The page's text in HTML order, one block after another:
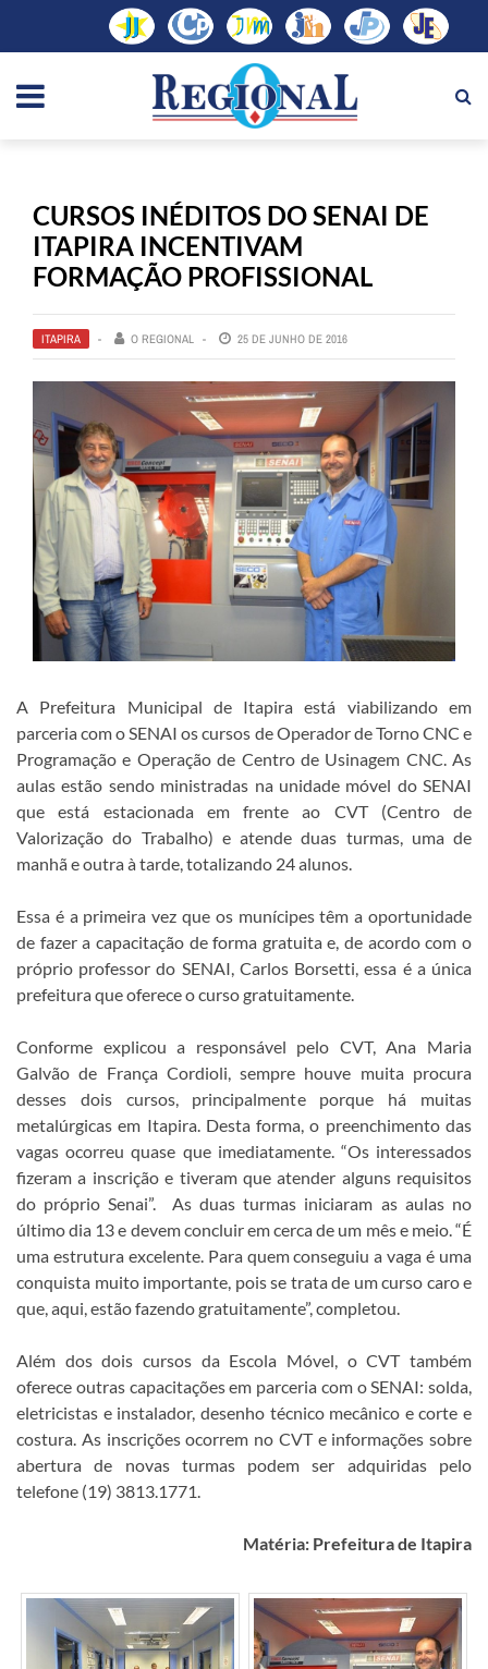
CURSOS INÉDITOS DO SENAI DE
ITAPIRA INCENTIVAM
FORMAÇÃO PROFISSIONAL
ITAPIRA O REGIONAL 25 DE JUNHO DE 2016
A Prefeitura Municipal de Itapira está viabilizando em
parceria com o SENAI os cursos de Operador de Torno CNC e
Programação e Operação de Centro de Usinagem CNC. As
aulas estão sendo ministradas na unidade móvel do SENAI
que está estacionada em frente ao CVT (Centro de
Valorização do Trabalho) e atende duas turmas, uma de
manhã e outra à tarde, totalizando 24 alunos.
Essa é a primeira vez que os munícipes têm a oportunidade
de fazer a capacitação de forma gratuita e, de acordo com o
próprio professor do SENAI, Carlos Borsetti, essa é a única
prefeitura que oferece o curso gratuitamente.
Conforme explicou a responsável pelo CVT, Ana Maria
Galvão de França Cordioli, sempre houve muita procura
desses dois cursos, principalmente porque há muitas
metalúrgicas em Itapira. Desta forma, o preenchimento das
vagas ocorreu quase que imediatamente. “Os interessados
fizeram a inscrição e tiveram que atender alguns requisitos
do próprio Senai”. As duas turmas iniciaram as aulas no
último dia 13 e devem concluir em cerca de um mês e meio. “É
uma estrutura excelente. Para quem conseguiu a vaga é uma
conquista muito importante, pois se trata de um curso caro e
que, aqui, estão fazendo gratuitamente”, completou.
Além dos dois cursos da Escola Móvel, o CVT também
oferece outras capacitações em parceria com o SENAI: solda,
eletricistas e instalador, desenho técnico mecânico e corte e
costura. As inscrições ocorrem no CVT e informações sobre
abertura de novas turmas podem ser adquiridas pelo
telefone (19) 3813.1771.
Matéria: Prefeitura de Itapira